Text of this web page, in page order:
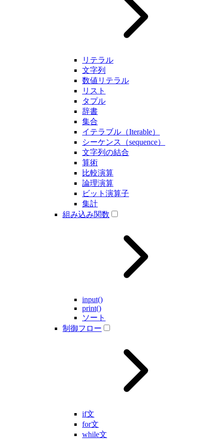
リテラル
文字列
数値リテラル
リスト
タプル
辞書
集合
イテラブル（Iterable）
シーケンス（sequence）
文字列の結合
算術
比較演算
論理演算
ビット演算子
集計
組み込み関数
input()
print()
ソート
制御フロー
if文
for文
while文